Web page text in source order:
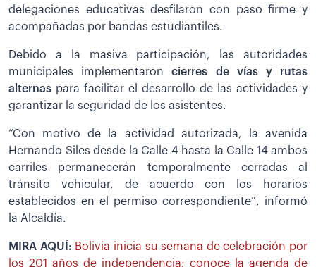
delegaciones educativas desfilaron con paso firme y
acompañadas por bandas estudiantiles.
Debido a la masiva participación, las autoridades
municipales implementaroncierres de vías y rutas
alternas para facilitar el desarrollo de las actividades y
garantizar la seguridad de los asistentes.
“Con motivo de la actividad autorizada, la avenida
Hernando Siles desde la Calle 4 hasta la Calle 14 ambos
carriles permanecerán temporalmente cerradas al
tránsito vehicular, de acuerdo con los horarios
establecidos en el permiso correspondiente”, informó
la Alcaldía.
MIRA AQUÍ: Bolivia inicia su semana de celebración por
los 201 años de independencia; conoce la agenda de